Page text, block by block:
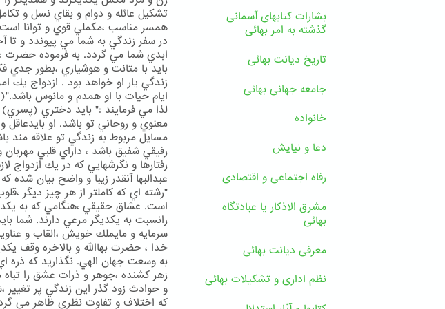
تشكيل عائله و دوام و بقاي نسل و
همسر مناسب ،مكملي قوي و توانا
در سفر زندگي به شما مي پيوندد و
ابدي شما مي گردد. به فرموده حضرت
بايد با متانت و هوشياري ،بطور جدي
زندگي يار او خواهد بود . ازدواج يك
ايام حيات با او همدم و مانوس باشد."(
لذا مي فرمايند :" بايد دختري
معنوي و روحاني تو باشد. او
مسايل مربوط به زندگي تو علاقه مند
رفيقي شفيق باشد ، داراي قلبي مهربان
رفتارها و نگرشهايي كه در يك
عبدالبها آنقدر زيبا و واضح بيان شده
"رشته اي كه كاملتر از هر چيز ديگر
است. عشاق حقيقي ،هنگامي كه به
رانسبت به يكديگر مرعي دارند. شما
سرمايه و مايملك خويش ،القاب و
خدا ، حضرت بهاالله و بالاخره وقف
به وسعت جهان الهي. نگذاريد كه
زهر كشنده ،جوهر و ذرات عشق را تباه
و حوادث زود گذر اين زندگي پر
كه اختلاف و تفاوت نظري ظاهر مي
بشارات کتابهای آسمانی
گذشته به امر بهائی
تاریخ دیانت بهائی
جامعه جهانی بهائی
خانواده
دعا و نیایش
رفاه اجتماعی و اقتصادی
مشرق الاذکار یا عبادتگاه
بهائی
معرفی دیانت بهائی
نظم اداری و تشکیلات بهائی